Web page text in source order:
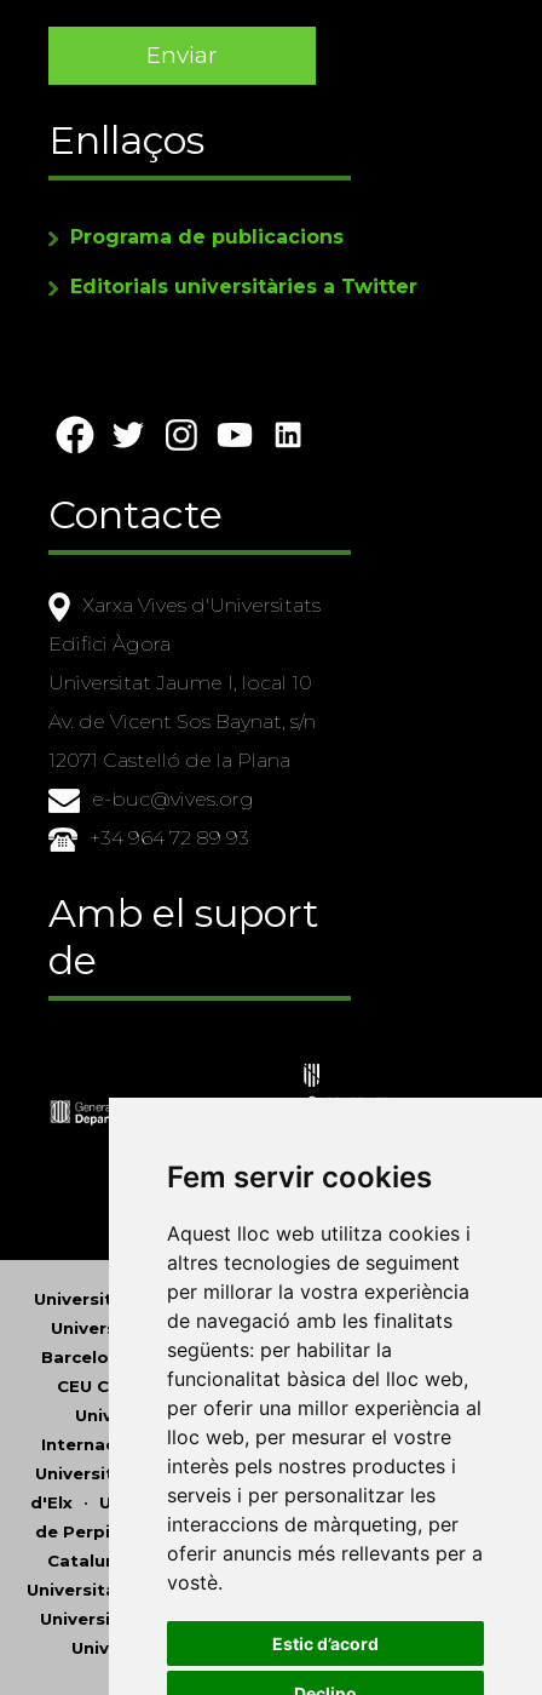
Fem servir cookies
Aquest lloc web utilitza cookies i
altres tecnologies de seguiment
per millorar la vostra experiència
de navegació amb les finalitats
següents: per habilitar la
funcionalitat bàsica del lloc web,
per oferir una millor experiència al
lloc web, per mesurar el vostre
interès pels nostres productes i
serveis i per personalitzar les
interaccions de màrqueting, per
oferir anuncis més rellevants per a
vostè.
Estic d’acord
Enllaços
Programa de publicacions
Editorials universitàries a Twitter
Contacte
Xarxa Vives d'Universitats
Edifici Àgora
Universitat Jaume I, local 10
Av. de Vicent Sos Baynat, s/n
12071 Castelló de la Plana
e-buc@vives.org
+34 964 72 89 93
Amb el suport
de
Universitat Abat Oliba CEU • Universitat d'Alacant
Universitat d'Andorra•Universitat Autònoma de
Barcelona
Universitat de Barcelona •
CEU Cardenal Herrera•Universitat de Girona•
Universitat de les Illes Balears•Universitat
Internacional de Catalunya•Universitat Jaume I
Universitat de Lleida•Universitat Miguel Hernández
d'Elx• Universitat Oberta de Catalunya•Universitat
de Perpinyà Via Domitia•Universitat Politècnica de
Catalunya
Universitat Politècnica de València •
Universitat Pompeu Fabra
Universitat Rovira i Virgili•Universitat de Sàsser•
Universitat de València•Universitat de Vic -
Universitat Central de Catalunya